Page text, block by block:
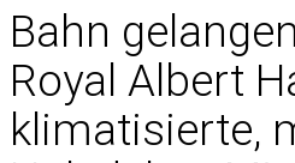
Bahn
Royal Albert
klimatisierte,